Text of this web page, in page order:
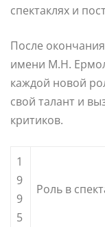
спектаклях и
После
имени М.Н.
каждой новой
свой талант и
критиков.
1
9
9
5
Роль в